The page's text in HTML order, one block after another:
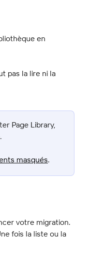
en
pas la lire ni la
Page Library,
masqués.
votre migration.
fois la liste ou la